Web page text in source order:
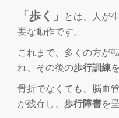
「歩く」
とは、人が
要な動作です。
これまで、多くの方が
れ、その後の歩行訓練
骨折でなくても、脳血
が残存し、 歩行障害を